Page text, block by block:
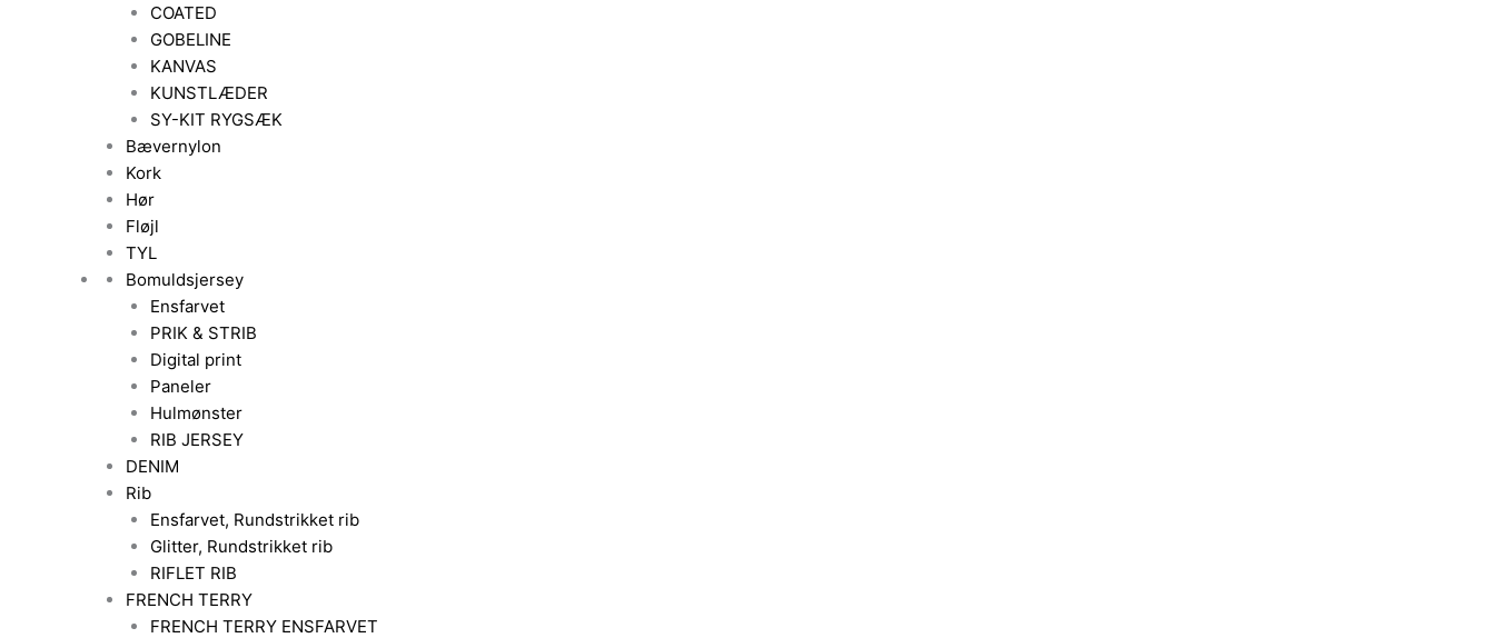
COATED
GOBELINE
KANVAS
KUNSTLÆDER
SY-KIT RYGSÆK
Bævernylon
Kork
Hør
Fløjl
TYL
Bomuldsjersey
Ensfarvet
PRIK & STRIB
Digital print
Paneler
Hulmønster
RIB JERSEY
DENIM
Rib
Ensfarvet, Rundstrikket rib
Glitter, Rundstrikket rib
RIFLET RIB
FRENCH TERRY
FRENCH TERRY ENSFARVET